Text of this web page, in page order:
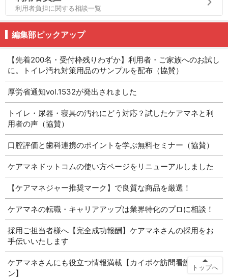
利用者負担に関する相談一覧
編集部ピックアップ
【先着200名・受付枠残りわずか】利用者・ご家族へのお試し
に。トイレ汚れ対策用品のサンプルを配布（協賛）
厚労省通知vol.1532が発出されました
トイレ・尿器・寝具の汚れにどう対応？試したケアマネと利
用者の声（協賛）
口腔評価と歯科連携のポイントを学ぶ無料セミナー（協賛）
ケアマネドットコムの使い方ページをリニューアルしました
【ケアマネジャー推奨マーク】で良質な商品を厳選！
ケアマネの転職・キャリアアップは業界特化のプロに相談！
採用ご担当者様へ【完全成功報酬】ケアマネさんの採用をお
手伝いいたします
ケアマネさんにも役立つ情報満載【カイポケ訪問看護マガジ
ン】
トップへ